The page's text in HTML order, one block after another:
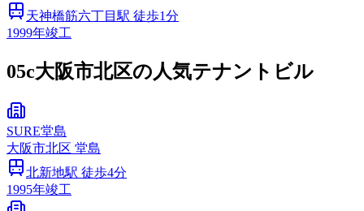
天神橋筋六丁目 駅 徒歩1分
1999年竣工
05c大阪市北区の人気テナントビル
SURE堂島
大阪市北区 堂島
北新地駅 徒歩4分
1995年竣工